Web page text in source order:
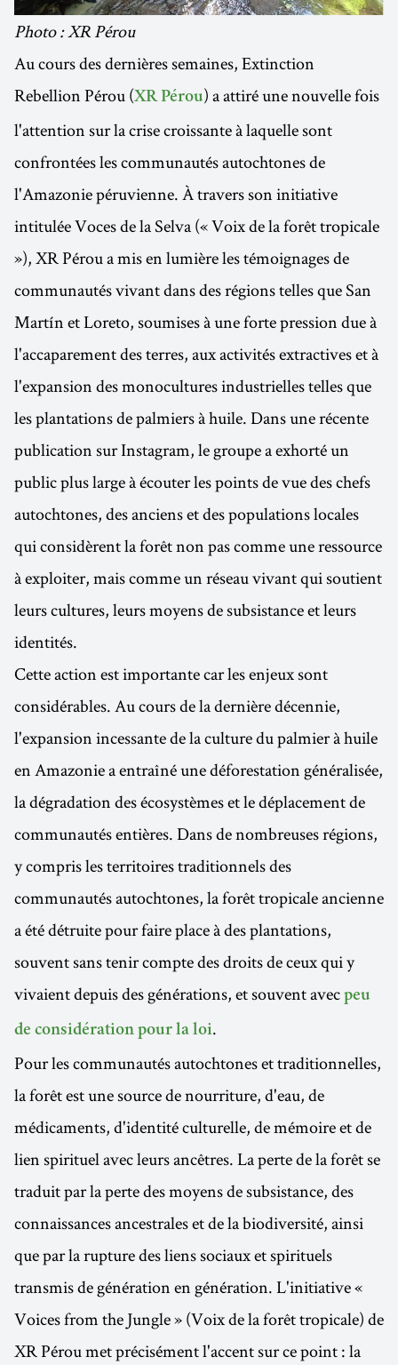
Photo : XR Pérou
Au cours des dernières semaines, Extinction
Rebellion Pérou (XR Pérou) a attiré une nouvelle fois
l'attention sur la crise croissante à laquelle sont
confrontées les communautés autochtones de
l'Amazonie péruvienne. À travers son initiative
intitulée Voces de la Selva (« Voix de la forêt tropicale
»), XR Pérou a mis en lumière les témoignages de
communautés vivant dans des régions telles que San
Martín et Loreto, soumises à une forte pression due à
l'accaparement des terres, aux activités extractives et à
l'expansion des monocultures industrielles telles que
les plantations de palmiers à huile. Dans une récente
publication sur Instagram, le groupe a exhorté un
public plus large à écouter les points de vue des chefs
autochtones, des anciens et des populations locales
qui considèrent la forêt non pas comme une ressource
à exploiter, mais comme un réseau vivant qui soutient
leurs cultures, leurs moyens de subsistance et leurs
identités.
Cette action est importante car les enjeux sont
considérables. Au cours de la dernière décennie,
l'expansion incessante de la culture du palmier à huile
en Amazonie a entraîné une déforestation généralisée,
la dégradation des écosystèmes et le déplacement de
communautés entières. Dans de nombreuses régions,
y compris les territoires traditionnels des
communautés autochtones, la forêt tropicale ancienne
a été détruite pour faire place à des plantations,
souvent sans tenir compte des droits de ceux qui y
vivaient depuis des générations, et souvent avec peu
de considération pour la loi.
Pour les communautés autochtones et traditionnelles,
la forêt est une source de nourriture, d'eau, de
médicaments, d'identité culturelle, de mémoire et de
lien spirituel avec leurs ancêtres. La perte de la forêt se
traduit par la perte des moyens de subsistance, des
connaissances ancestrales et de la biodiversité, ainsi
que par la rupture des liens sociaux et spirituels
transmis de génération en génération. L'initiative «
Voices from the Jungle » (Voix de la forêt tropicale) de
XR Pérou met précisément l'accent sur ce point : la